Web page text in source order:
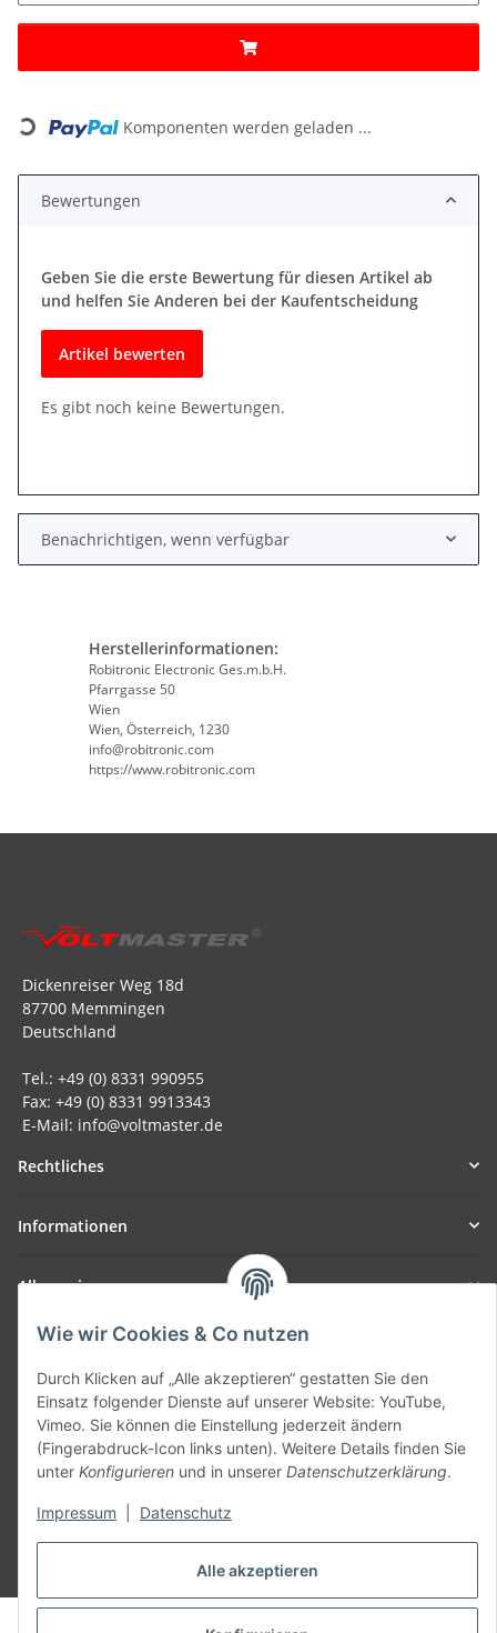
Alle akzeptieren
Wie wir Cookies & Co nutzen
Durch Klicken auf „Alle akzeptieren“ gestatten Sie den
Einsatz folgender Dienste auf unserer Website: YouTube,
Vimeo. Sie können die Einstellung jederzeit ändern
(Fingerabdruck-Icon links unten). Weitere Details finden Sie
unter Konfigurieren und in unserer Datenschutzerklärung.
Impressum Datenschutz
Komponenten werden geladen ...
Bewertungen
Geben Sie die erste Bewertung für diesen Artikel ab
und helfen Sie Anderen bei der Kaufentscheidung
Artikel bewerten
Es gibt noch keine Bewertungen.
Benachrichtigen, wenn verfügbar
Herstellerinformationen:
Robitronic Electronic Ges.m.b.H.
Pfarrgasse 50
Wien
Wien, Österreich, 1230
info@robitronic.com
https://www.robitronic.com
Dickenreiser Weg 18d
87700 Memmingen
Deutschland
Tel.: +49 (0) 8331 990955
Fax: +49 (0) 8331 9913343
E-Mail: info@voltmaster.de
Rechtliches
Informationen
Allgemein
Teil unseres Netzwerks:
SmoliTec - Safety. Simplified. Worldwide. ( B2B Shop )
Vertrag widerrufen
* Alle Preise inkl. gesetzlicher USt., zzgl.Versand
© voltmaster.de